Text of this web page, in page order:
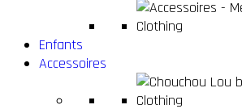
Enfants
Accessoires